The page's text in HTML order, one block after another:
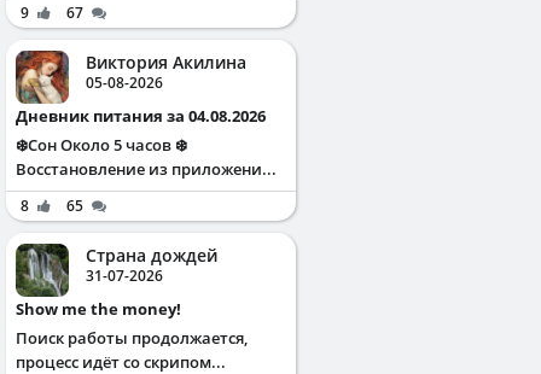
9 67
Виктория Акилина
05-08-2026
Дневник питания за 04.08.2026
❄️Сон Около 5 часов ❄️
Восстановление из приложени...
8 65
Страна дождей
31-07-2026
Show me the money!
Поиск работы продолжается,
процесс идёт со скрипом...